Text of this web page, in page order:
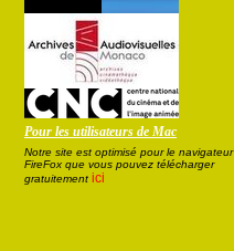
Pour les utilisateurs de Mac
Notre site est optimisé pour le navigateur
FireFox que vous pouvez télécharger
gratuitement ici